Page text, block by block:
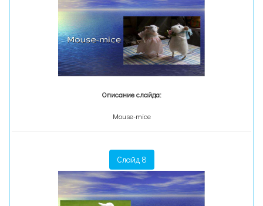
Описание слайда:
Mouse-mice
Слайд 8